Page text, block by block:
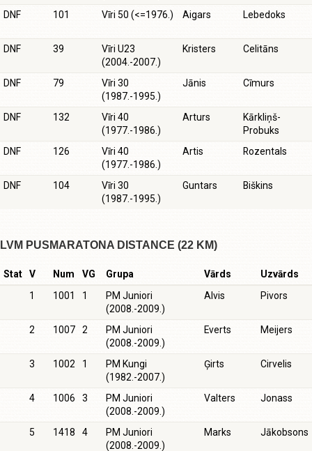
DNF 101 Vīri 50 (<=1976.) Aigars Lebedoks
DNF 39
Vīri U23
(2004.-2007.)
Kristers Celitāns
DNF 79
Vīri 30
(1987.-1995.)
Jānis Cīmurs
DNF 132
Vīri 40
(1977.-1986.)
Arturs
Kārkliņš-
Probuks
DNF
126
Vīri 40
(1977.-1986.)
Artis Rozentals
DNF 104
Vīri 30
(1987.-1995.)
Guntars Biškins
LVM PUSMARATONA DISTANCE (22 KM)
Stat V Num VG Grupa Vārds
Uzvārds
1
1001 1
PM Juniori
(2008.-2009.)
Alvis Pivors
2 1007 2
PM Juniori
(2008.-2009.)
Everts Meijers
3 1002 1
PM Kungi
(1982.-2007.)
Ģirts Cirvelis
4 1006 3
PM Juniori
(2008.-2009.)
Valters Jonass
5 1418 4
PM Juniori
(2008.-2009.)
Marks Jākobsons